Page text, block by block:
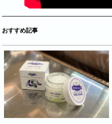
おすすめ記事